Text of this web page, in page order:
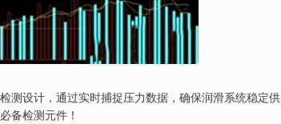
测设计，通过实时捕捉压力数据，确保润滑系统稳定供
备检测元件！